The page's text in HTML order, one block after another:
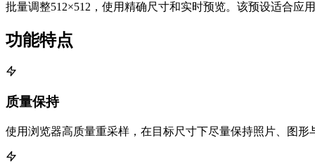
批量调整512×512，使用精确尺寸和实时预览。该预设适合
功能特点
质量保持
使用浏览器高质量重采样，在目标尺寸下尽量保持照片、图形